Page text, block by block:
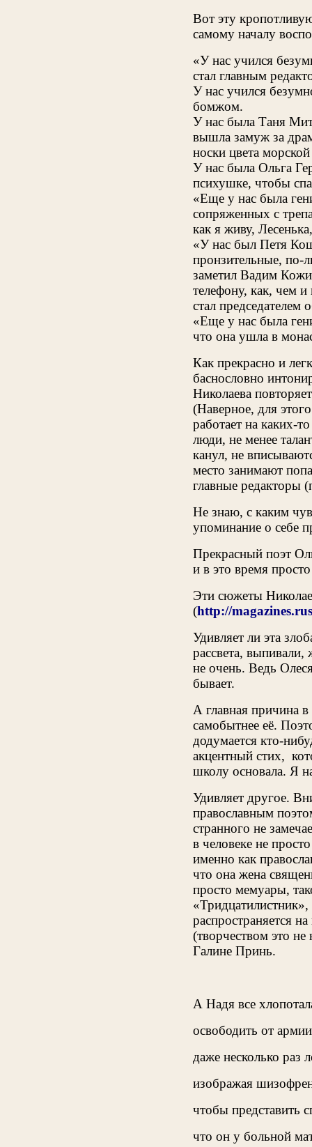
Вот эту
самому началу
«У нас учился
стал главным
У нас учился
бомжом.
У нас была Таня
вышла замуж за
носки цвета
У нас была Ольга
психушке, чтобы
«Еще у нас была
сопряженных с
как я живу,
«У нас был Петя
пронзительные, по-
заметил Вадим
телефону, как, чем
стал председателем
«Еще у нас была
что она ушла в
Как прекрасно и
баснословно
Николаева
(Наверное, для
работает на каких-
люди, не менее
канул, не
место занимают
главные редакторы
Не знаю, с каким
упоминание о себе
Прекрасный поэт
и в это время
Эти сюжеты
(http://
Удивляет ли эта
рассвета,
не очень. Ведь
бывает.
А главная причина
самобытнее её.
додумается кто-
акцентный стих,
школу основала. Я
Удивляет другое.
православным
странного не
в человеке не
именно как
что она жена
просто мемуары,
распространяется
(творчеством это
Галине Принь.
А Надя все
освободить от
даже несколько раз
изображая
чтобы представить
что он у больной